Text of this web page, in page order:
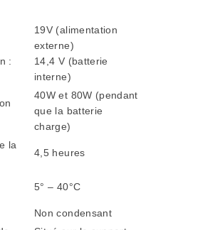
:
19V (alimentation
externe)
14,4 V (batterie
interne)
40W et 80W (pendant
que la batterie
charge)
la
4,5 heures
5° – 40°C
Non condensant